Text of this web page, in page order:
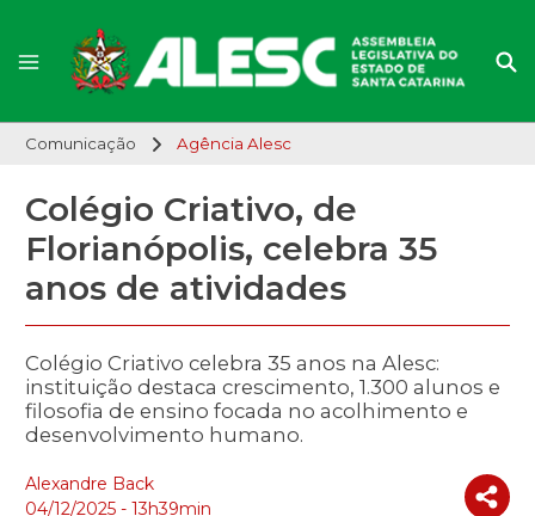
Comunicação Agência Alesc
Colégio Criativo, de
Florianópolis, celebra 35
anos de atividades
Colégio Criativo celebra 35 anos na Alesc:
instituição destaca crescimento, 1.300 alunos e
filosofia de ensino focada no acolhimento e
desenvolvimento humano.
Alexandre Back
04/12/2025 - 13h39min